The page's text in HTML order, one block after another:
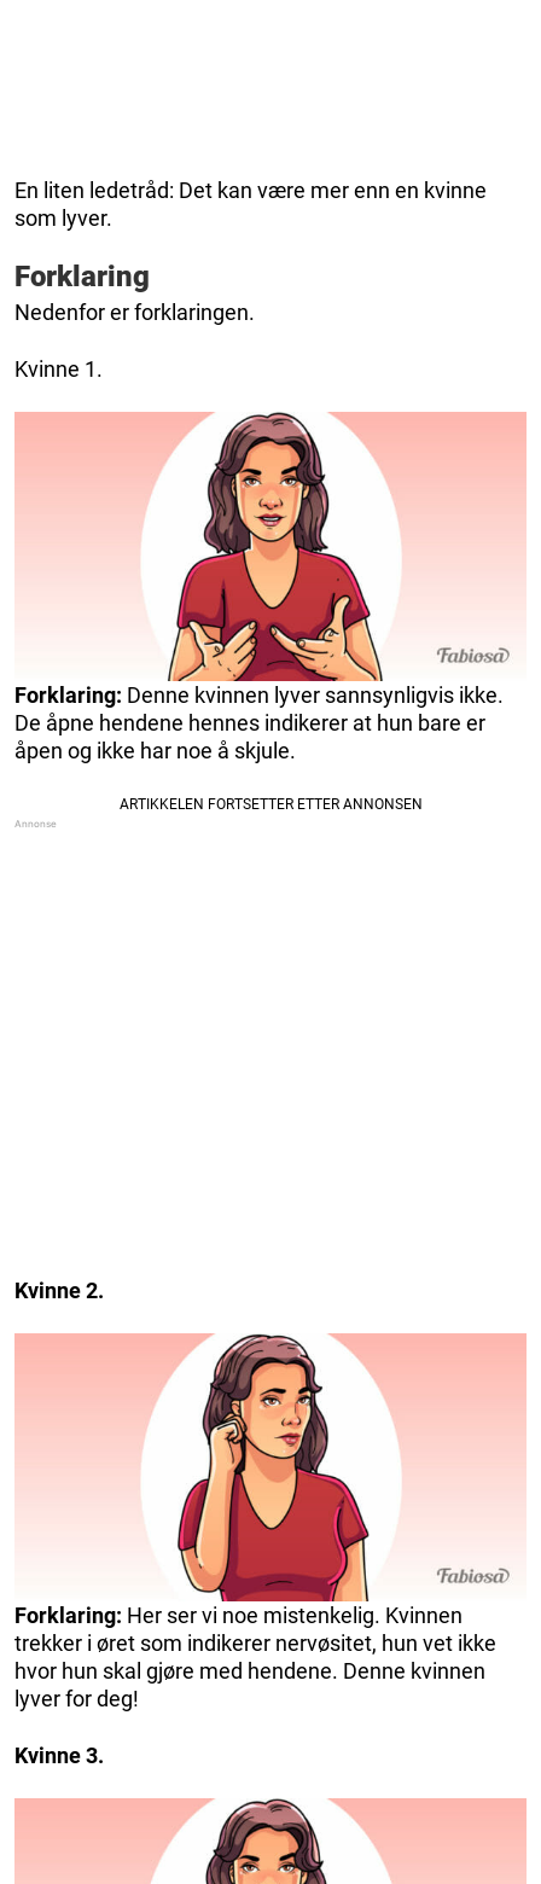
En liten ledetråd: Det kan være mer enn en kvinne
som lyver.
Forklaring
Nedenfor er forklaringen.
Kvinne 1.
Forklaring: Denne kvinnen lyver sannsynligvis ikke.
De åpne hendene hennes indikerer at hun bare er
åpen og ikke har noe å skjule.
Kvinne 2.
Forklaring: Her ser vi noe mistenkelig. Kvinnen
trekker i øret som indikerer nervøsitet, hun vet ikke
hvor hun skal gjøre med hendene. Denne kvinnen
lyver for deg!
Kvinne 3.